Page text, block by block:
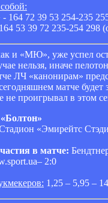
- 164 72 39 53 254-235
53 39 72 235-254 298
и «МЮ», уже успел
нельзя, иначе
ЛЧ «канонирам»
матче
не проигрывал в этом
Стадион «Эмирейтс
в матче:
2:0
1,25 – 5,95 –